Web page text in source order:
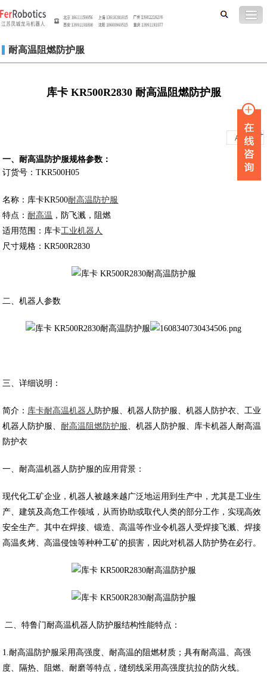
耐高温阻燃防护服
库卡 KR500R2830 耐高温阻燃防护服
A A +
一、耐高温防护服规格参数：
订货号：TKR500H05
名称：库卡KR500耐高温防护服
特点： 耐高温 ，防飞溅，阻燃
适用范围：库卡工业机器人
尺寸规格：KR500R2830
二、机器人参数
三、详细说明：
简介： 库卡耐高温机器人 防护服、机器人防护服、机器人防护衣、工业
机器人防护服、 耐高温阻燃防护服、机器人防护服、库卡机器人耐高温
防护衣
一、耐高温机器人防护服的应用背景：
现代化工矿企业，机器人被越来越广泛地运用到生产中，尤其是工业生
产、建筑及高危工作领域，从而协助或取代人类的部分工作，实现高效
安全生产。其中在焊接、锻造、高温等作业令机器人受焊接飞溅、焊接
高温炙烤、高温侵蚀等种种工矿的损害，因此对机器人防护势在必行。
二、特鲁门耐高温机器人防护服结构性能特点：
1.耐高温防护服采用高强度、耐高温的阻燃材质；具有耐高温、高强
度、隔热、阻燃、耐磨等特点，缝纫线采用高强度抗拉的防火线。